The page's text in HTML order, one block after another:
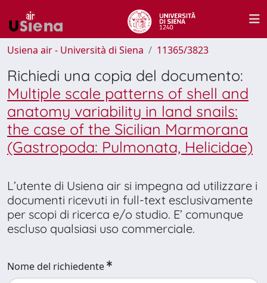
Usiena air - Università di Siena 11365/3823
Richiedi una copia del documento:
Multiple scale patterns of shell and
anatomy variability in land snails:
the case of the Sicilian Marmorana
(Gastropoda: Pulmonata, Helicidae)
L’utente di Usiena air si impegna ad utilizzare i
documenti ricevuti in full-text esclusivamente
per scopi di ricerca e/o studio. E’ comunque
escluso qualsiasi uso commerciale.
Nome del richiedente